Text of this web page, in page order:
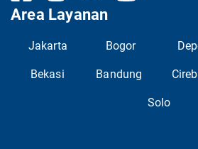
Area Layanan
Jakarta Bogor
Bekasi Bandung
Solo